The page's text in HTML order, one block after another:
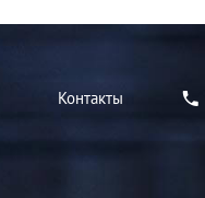
Контакты